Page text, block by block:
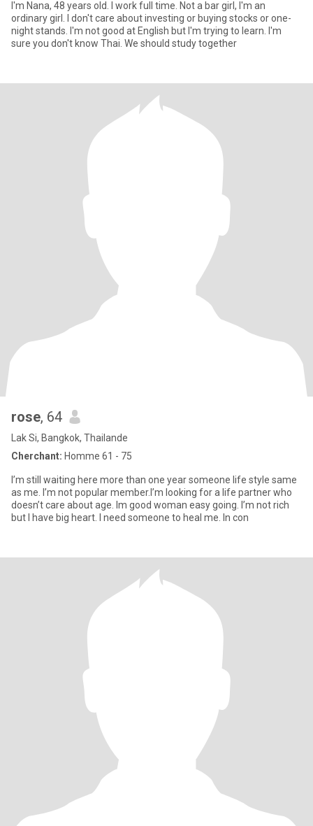
I'm Nana, 48 years old. I work full time. Not a bar girl, I'm an
ordinary girl. I don't care about investing or buying stocks or one-
night stands. I'm not good at English but I'm trying to learn. I'm
sure you don't know Thai. We should study together
rose, 64
Lak Si, Bangkok, Thailande
Cherchant: Homme 61 - 75
I’m still waiting here more than one year someone life style same
as me. I’m not popular member.I’m looking for a life partner who
doesn’t care about age. Im good woman easy going. I’m not rich
but I have big heart. I need someone to heal me. In con